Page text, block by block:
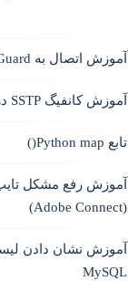
آموزش اتصال به WireGuard
آموزش کانفیگ SSTP در میکروتیک
تابع Python map()
آموزش رفع مشکل
(Adobe Connect)
آموزش نشان دادن
MySQL